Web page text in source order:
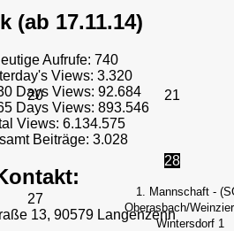
20 21
27
28
1. Mannschaft -
Oberasbach/
Wintersdorf 1
(ab 17.11.14)
Aufrufe: 740
Views: 3.320
Days Views: 92.684
Days Views: 893.546
Views: 6.134.575
Beiträge: 3.028
13, 90579 Langenzenn